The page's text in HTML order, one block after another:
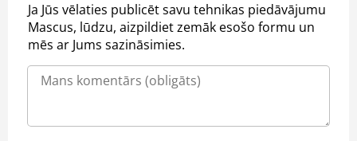
Ja Jūs vēlaties publicēt savu tehnikas piedāvājumu
Mascus, lūdzu, aizpildiet zemāk esošo formu un
mēs ar Jums sazināsimies.